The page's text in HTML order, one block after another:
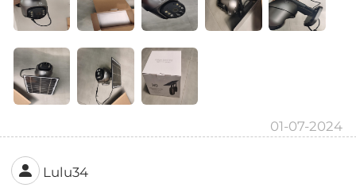
01-07-2024
Lulu34